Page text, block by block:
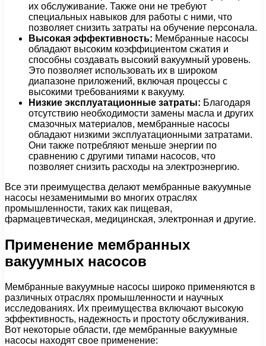
их обслуживание. Также они не требуют
специальных навыков для работы с ними, что
позволяет снизить затраты на обучение персонала.
Высокая эффективность: Мембранные насосы
обладают высоким коэффициентом сжатия и
способны создавать высокий вакуумный уровень.
Это позволяет использовать их в широком
диапазоне приложений, включая процессы с
высокими требованиями к вакууму.
Низкие эксплуатационные затраты: Благодаря
отсутствию необходимости замены масла и других
смазочных материалов, мембранные насосы
обладают низкими эксплуатационными затратами.
Они также потребляют меньше энергии по
сравнению с другими типами насосов, что
позволяет снизить расходы на электроэнергию.
Все эти преимущества делают мембранные вакуумные
насосы незаменимыми во многих отраслях
промышленности, таких как пищевая,
фармацевтическая, медицинская, электронная и другие.
Применение мембранных
вакуумных насосов
Мембранные вакуумные насосы широко применяются в
различных отраслях промышленности и научных
исследованиях. Их преимущества включают высокую
эффективность, надежность и простоту обслуживания.
Вот некоторые области, где мембранные вакуумные
насосы находят свое применение: